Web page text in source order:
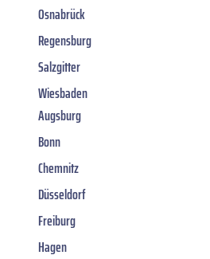
Osnabrück
Regensburg
Salzgitter
Wiesbaden
Augsburg
Bonn
Chemnitz
Düsseldorf
Freiburg
Hagen